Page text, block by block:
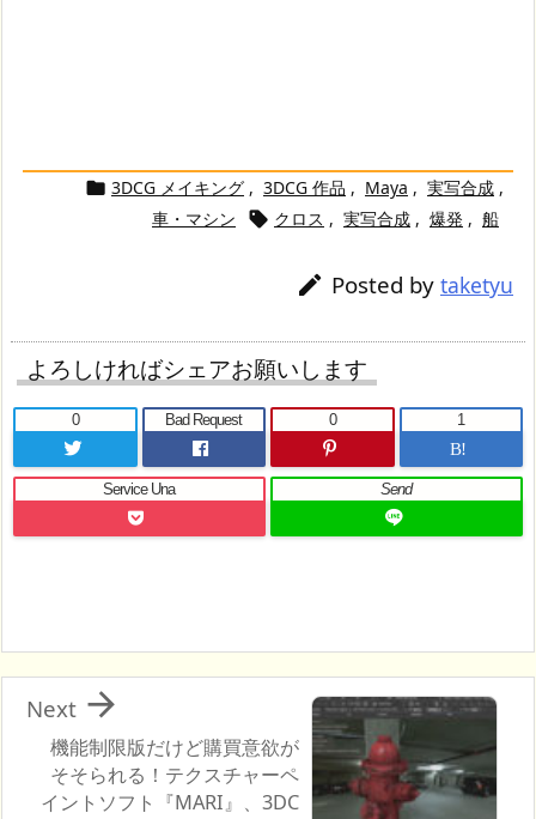
 3DCG メイキング , 3DCG 作品 , Maya , 実写合成 ,
車・マシン
 クロス , 実写合成 , 爆発 , 船
 Posted by taketyu
よろしければシェアお願いします
0 Bad Request
0
B!
1
Service Una Send
機能制限版だけど購買意欲が
そそられる！テクスチャーペ
イントソフト『MARI』、3DC

Next